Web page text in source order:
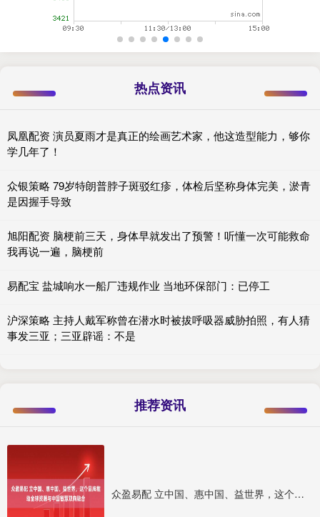
热点资讯
凤凰配资 演员夏雨才是真正的绘画艺术家，他这造型能力，够你
学几年了！
众银策略 79岁特朗普脖子斑驳红疹，体检后坚称身体完美，淤青
是因握手导致
旭阳配资 脑梗前三天，身体早就发出了预警！听懂一次可能救命
我再说一遍，脑梗前
易配宝 盐城响水一船厂违规作业 当地环保部门：已停工
沪深策略 主持人戴军称曾在潜水时被拔呼吸器威胁拍照，有人猜
事发三亚；三亚辟谣：不是
推荐资讯
众盈易配 立中国、惠中国、益世界，这个品牌推动全球资源与中国智慧双向融合